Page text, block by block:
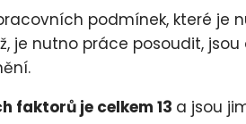
podmínek, které je
je nutno práce posoudit,
faktorů je celkem 13 a jsou